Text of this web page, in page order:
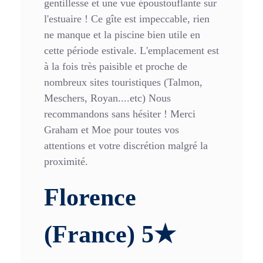
gentillesse et une vue époustouflante sur
l'estuaire ! Ce gîte est impeccable, rien
ne manque et la piscine bien utile en
cette période estivale. L'emplacement est
à la fois très paisible et proche de
nombreux sites touristiques (Talmon,
Meschers, Royan....etc) Nous
recommandons sans hésiter ! Merci
Graham et Moe pour toutes vos
attentions et votre discrétion malgré la
proximité.
Florence
(France) 5★